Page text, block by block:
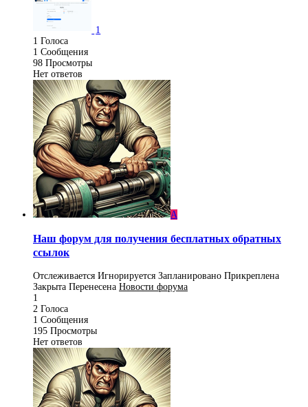
1
1 Голоса
1 Сообщения
98 Просмотры
Нет ответов
A
Наш форум для получения бесплатных обратных
ссылок
Отслеживается Игнорируется Запланировано Прикреплена
Закрыта Перенесена Новости форума
1
2 Голоса
1 Сообщения
195 Просмотры
Нет ответов